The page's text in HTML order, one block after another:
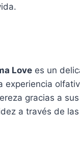
Love es un
experiencia
gracias a
a través de